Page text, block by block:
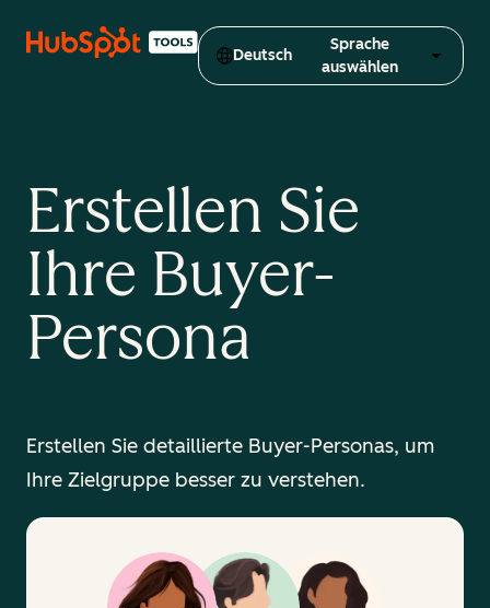
Deutsch
Sprache
auswählen
Erstellen Sie
Ihre Buyer-
Persona
Erstellen Sie detaillierte Buyer-Personas, um
Ihre Zielgruppe besser zu verstehen.